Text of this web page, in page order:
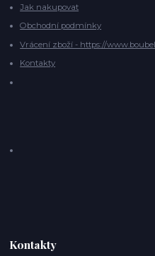
Jak nakupovat
Obchodní podmínky
Vrácení zboží - https://
Kontakty
Kontakty